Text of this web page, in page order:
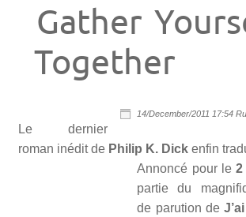
Jeux vidéo
PKD à Metz
Contact
Rechercher
Gather
Together
14/December/2011 17:54
Le dernier
roman inédit de Philip K. Dick enfin
Annoncé pour le2
partie du
de parution de